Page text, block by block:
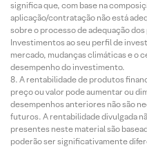
significa que, com base na
aplicação/contratação não está
sobre o processo de adequação
Investimentos ao seu perfil de
mercado, mudanças climáticas e o
desempenho do investimento.
A rentabilidade de produtos
preço ou valor pode aumentar ou
desempenhos anteriores não são
futuros. A rentabilidade divulgada
presentes neste material são
poderão ser significativamente